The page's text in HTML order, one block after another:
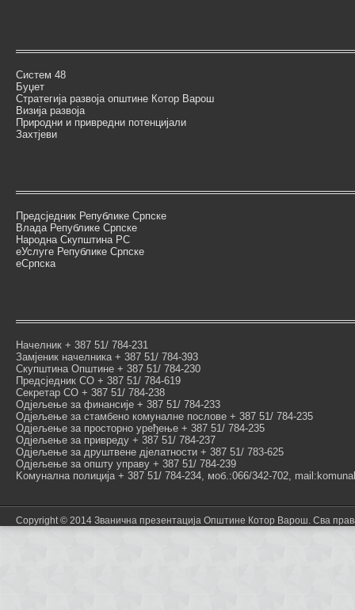
Систем 48
Буџет
Стратегија развоја општине Котор Варош
Визија развоја
Природни и привредни потенцијали
Захтјеви
Предсједник Републике Српске
Влада Републике Српске
Народна Скупштина РС
еУслуге Републике Српске
еСрпска
Начелник + 387 51/ 784-231
Замјеник начелника + 387 51/ 784-393
Скупштина Општине + 387 51/ 784-230
Предсједник СО + 387 51/ 784-619
Секретар СО + 387 51/ 784-238
Одјељење за финансије + 387 51/ 784-233
Одјељење за стамбено комуналне послове + 387 51/ 784-235
Одјељење за просторно уређење + 387 51/ 784-235
Одјељење за привреду + 387 51/ 784-237
Одјељење за друштвене дјелатности + 387 51/ 783-625
Одјељење за општу управу + 387 51/ 784-239
Kомунална полиција + 387 51/ 784-234, моб.:066/342-702,
Copyright © 2014 Званична презентација Општине Котор Варош. Сва